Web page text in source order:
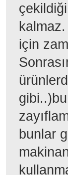
için
bunlar